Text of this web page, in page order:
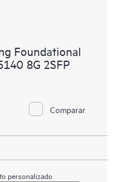
Foundational
8G 2SFP
Comparar
personalizado